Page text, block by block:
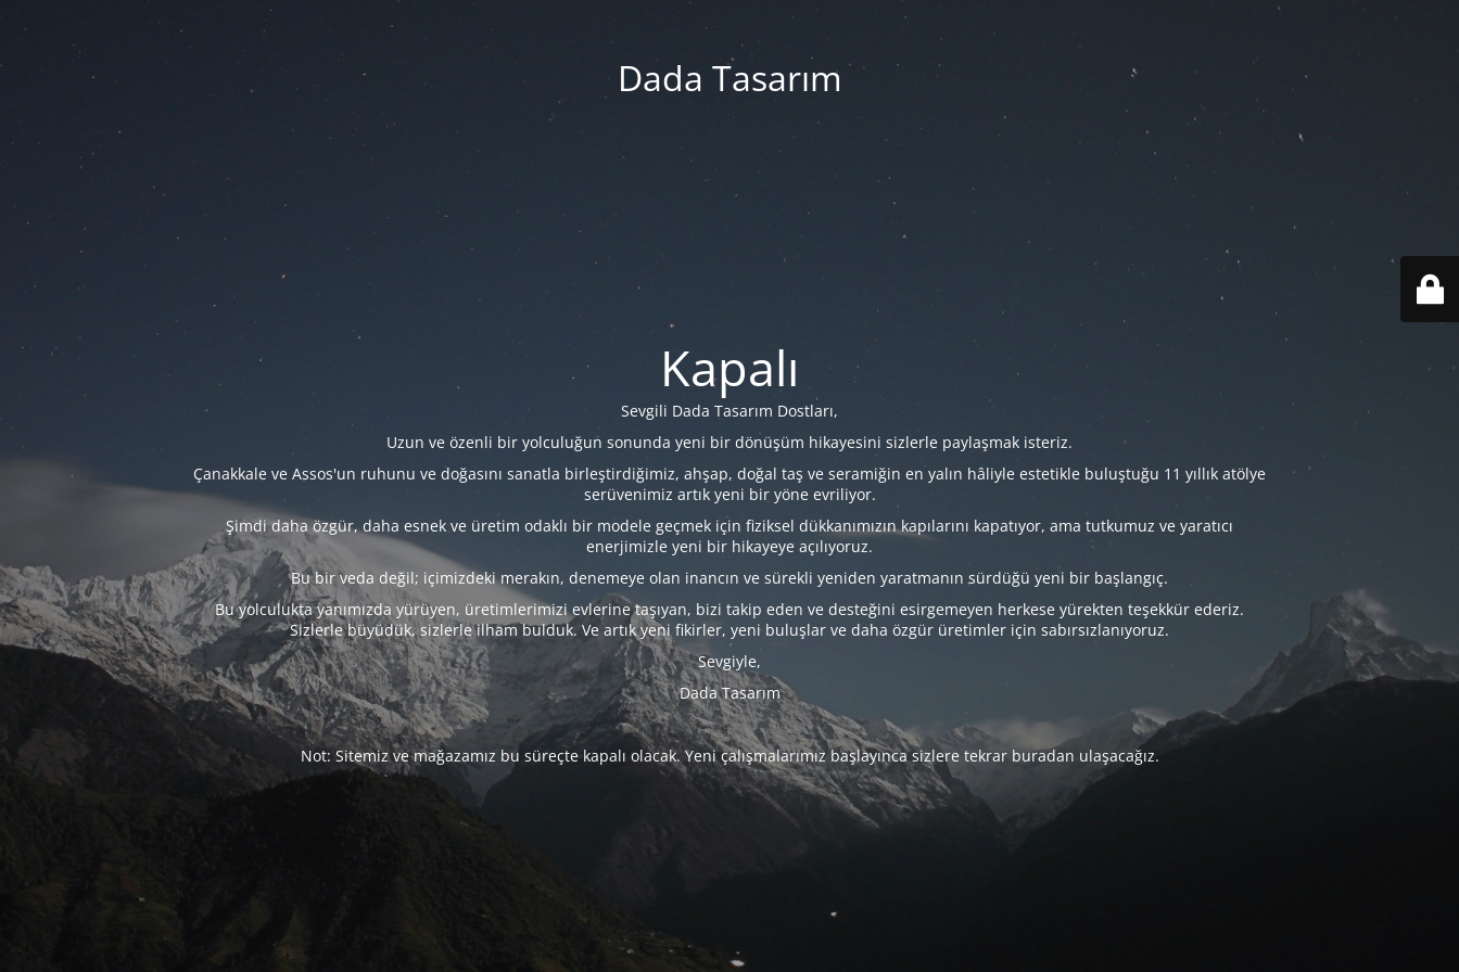
Dada Tasarım
Kapalı
Sevgili Dada Tasarım Dostları,
Uzun ve özenli bir yolculuğun sonunda yeni bir dönüşüm hikayesini sizlerle paylaşmak isteriz.
Çanakkale ve Assos'un ruhunu ve doğasını sanatla birleştirdiğimiz, ahşap, doğal taş ve seramiğin en yalın hâliyle estetikle buluştuğu 11 yıllık atölye
serüvenimiz artık yeni bir yöne evriliyor.
Şimdi daha özgür, daha esnek ve üretim odaklı bir modele geçmek için fiziksel dükkanımızın kapılarını kapatıyor, ama tutkumuz ve yaratıcı
enerjimizle yeni bir hikayeye açılıyoruz.
Bu bir veda değil; içimizdeki merakın, denemeye olan inancın ve sürekli yeniden yaratmanın sürdüğü yeni bir başlangıç.
Bu yolculukta yanımızda yürüyen, üretimlerimizi evlerine taşıyan, bizi takip eden ve desteğini esirgemeyen herkese yürekten teşekkür ederiz.
Sizlerle büyüdük, sizlerle ilham bulduk. Ve artık yeni fikirler, yeni buluşlar ve daha özgür üretimler için sabırsızlanıyoruz.
Sevgiyle,
Dada Tasarım
Not: Sitemiz ve mağazamız bu süreçte kapalı olacak. Yeni çalışmalarımız başlayınca sizlere tekrar buradan ulaşacağız.